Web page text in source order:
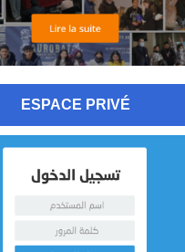
ESPACE PRIVÉ